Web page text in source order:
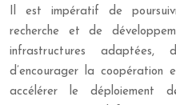
Il est impératif de
recherche et de
infrastructures
d’encourager la coopération
accélérer le déploiement